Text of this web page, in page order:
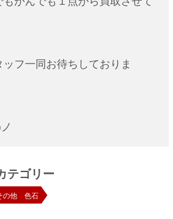
フ一同お待ちしておりま
テゴリー
の他 色石